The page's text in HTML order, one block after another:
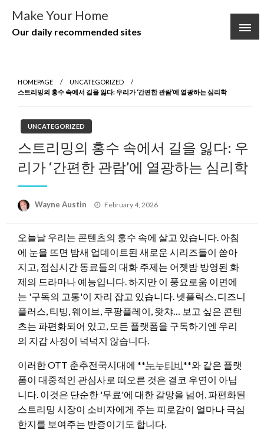
content
Make Your Home
Our daily recommended sites
HOMEPAGE
UNCATEGORIZED
스트리밍의 홍수 속에서 길을 잃다: 우리가 ‘간편한 관람’에 열광하는 심리학
UNCATEGORIZED
스트리밍의 홍수 속에서 길을 잃다: 우
리가 ‘간편한 관람’에 열광하는 심리학
Wayne Austin
Posted
February 4, 2026
오늘날 우리는 콘텐츠의 홍수 속에 살고 있습니다. 아침
에 눈을 뜨면 밤새 업데이트된 새로운 시리즈들이 쏟아
지고, 점심시간 동료들의 대화 주제는 어젯밤 방영된 화
제의 드라마나 예능입니다. 하지만 이 풍요로움 이면에
는 '구독의 고통'이 자리 잡고 있습니다. 넷플릭스, 디즈니
플러스, 티빙, 웨이브, 쿠팡플레이, 왓챠… 보고 싶은 콘텐
츠는 파편화되어 있고, 모든 플랫폼을 구독하기엔 우리
의 지갑 사정이 넉넉지 않습니다.
이러한 OTT 춘추전국시대에 **누누티비**와 같은 플랫
폼이 대중적인 관심사로 떠오른 것은 결코 우연이 아닙
니다. 이것은 단순한 '무료'에 대한 갈망을 넘어, 파편화된
스트리밍 시장이 소비자에게 주는 피로감이 얼마나 극심
한지를 보여주는 반증이기도 합니다.